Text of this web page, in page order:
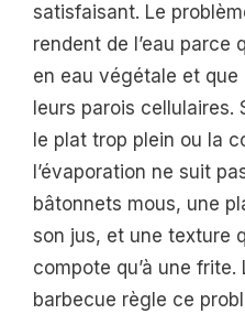
satisfaisant. Le
rendent de l’eau parce
en eau végétale et
leurs parois
le plat trop plein ou la
l’évaporation ne suit
bâtonnets mous, une
son jus, et une texture
compote qu’à une frite.
barbecue règle ce